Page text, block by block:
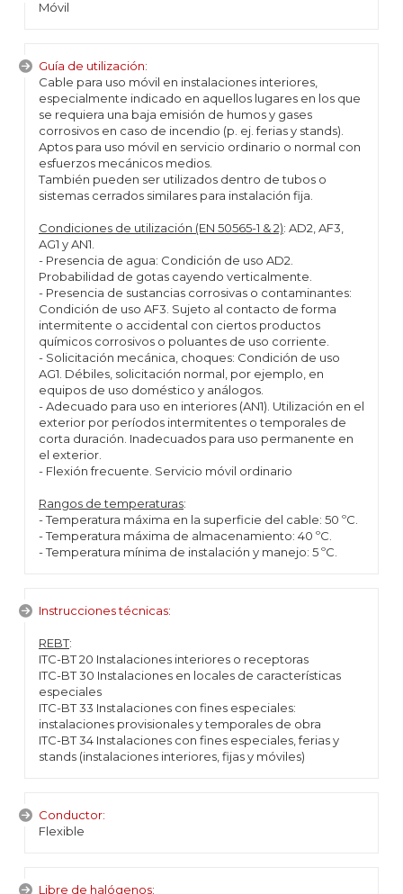
Móvil
Guía de utilización:
Cable para uso móvil en instalaciones interiores,
especialmente indicado en aquellos lugares en los que
se requiera una baja emisión de humos y gases
corrosivos en caso de incendio (p. ej. ferias y stands).
Aptos para uso móvil en servicio ordinario o normal con
esfuerzos mecánicos medios.
También pueden ser utilizados dentro de tubos o
sistemas cerrados similares para instalación fija.
Condiciones de utilización (EN 50565-1 & 2): AD2, AF3,
AG1 y AN1.
- Presencia de agua: Condición de uso AD2.
Probabilidad de gotas cayendo verticalmente.
- Presencia de sustancias corrosivas o contaminantes:
Condición de uso AF3. Sujeto al contacto de forma
intermitente o accidental con ciertos productos
químicos corrosivos o poluantes de uso corriente.
- Solicitación mecánica, choques: Condición de uso
AG1. Débiles, solicitación normal, por ejemplo, en
equipos de uso doméstico y análogos.
- Adecuado para uso en interiores (AN1). Utilización en el
exterior por períodos intermitentes o temporales de
corta duración. Inadecuados para uso permanente en
el exterior.
- Flexión frecuente. Servicio móvil ordinario
Rangos de temperaturas:
- Temperatura máxima en la superficie del cable: 50 ºC.
- Temperatura máxima de almacenamiento: 40 ºC.
- Temperatura mínima de instalación y manejo: 5 ºC.
Instrucciones técnicas:
REBT:
ITC-BT 20 Instalaciones interiores o receptoras
ITC-BT 30 Instalaciones en locales de características
especiales
ITC-BT 33 Instalaciones con fines especiales:
instalaciones provisionales y temporales de obra
ITC-BT 34 Instalaciones con fines especiales, ferias y
stands (instalaciones interiores, fijas y móviles)
Conductor:
Flexible
Libre de halógenos: